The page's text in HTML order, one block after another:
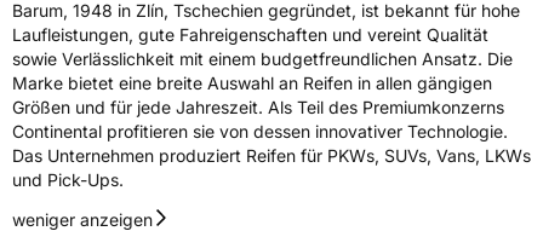
FahrzeugklasseC1
3PMSF / Schneeflockensymbol / Alpine-SymbolJa
EPREL ID1945835
Barum, 1948 in Zlín, Tschechien gegründet, ist bekannt für hohe
Laufleistungen, gute Fahreigenschaften und vereint Qualität
sowie Verlässlichkeit mit einem budgetfreundlichen Ansatz. Die
Marke bietet eine breite Auswahl an Reifen in allen gängigen
Größen und für jede Jahreszeit. Als Teil des Premiumkonzerns
Continental profitieren sie von dessen innovativer Technologie.
Das Unternehmen produziert Reifen für PKWs, SUVs, Vans, LKWs
und Pick-Ups.
weniger anzeigen